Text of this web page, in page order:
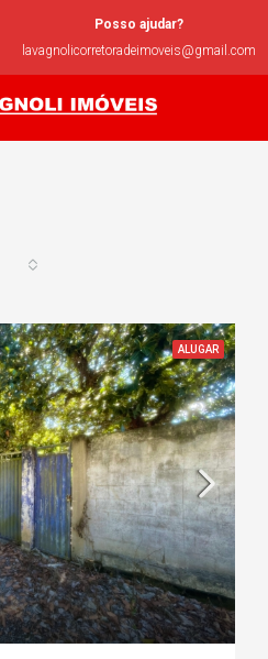
Posso ajudar?
lavagnolicorretoradeimoveis@gmail.com
ALUGAR